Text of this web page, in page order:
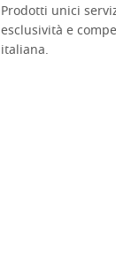
Prodotti unici
esclusività e
italiana.